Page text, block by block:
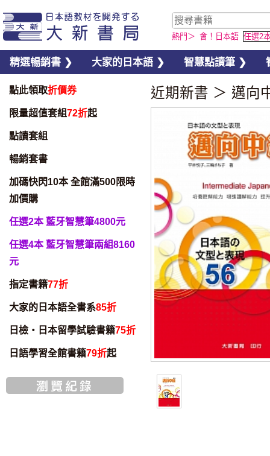
熱門＞ 會！日本語 任選2
精選暢銷書 ❯ 大家的日本語 ❯ 智慧點讀筆 ❯
點此領取折價券
限量超值套組72折起
點讀套組
暢銷套書
加碼快閃10本 全館滿500限時
加價購
任選2本 藍牙智慧筆4800元
任選4本 藍牙智慧筆兩組8160
元
指定書籍77折
大家的日本語全書系85折
日檢・日本留學試驗書籍75折
日語學習全館書籍79折起
近期新書 ＞ 邁向